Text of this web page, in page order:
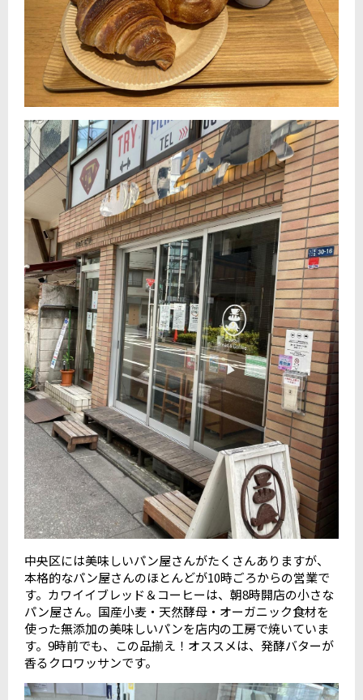
中央区には美味しいパン屋さんがたくさんありますが、
本格的なパン屋さんのほとんどが10時ごろからの営業で
す。カワイイブレッド＆コーヒーは、朝8時開店の小さな
パン屋さん。国産小麦・天然酵母・オーガニック食材を
使った無添加の美味しいパンを店内の工房で焼いていま
す。9時前でも、この品揃え！オススメは、発酵バターが
香るクロワッサンです。